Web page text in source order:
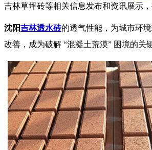
吉林草坪砖等相关信息发布和资讯展示，
沈阳吉林透水砖的透气性能，为城市环
改善，成为破解 “混凝土荒漠” 困境的关键